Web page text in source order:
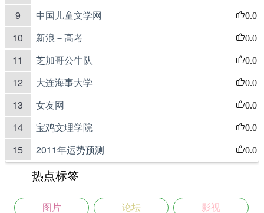
9 中国儿童文学网 0.0
10 新浪－高考 0.0
11 芝加哥公牛队 0.0
12 大连海事大学 0.0
13 女友网 0.0
14 宝鸡文理学院 0.0
15 2011年运势预测 0.0
热点标签
图片 论坛 影视